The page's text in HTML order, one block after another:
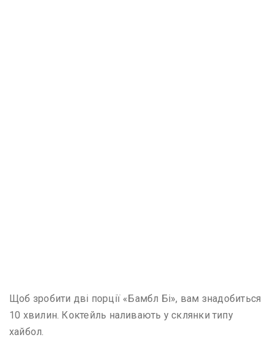
Щоб зробити дві порції «Бамбл Бі», вам знадобиться
10 хвилин. Коктейль наливають у склянки типу
хайбол.